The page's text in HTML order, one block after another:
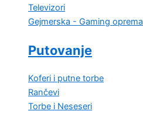
Televizori
Gejmerska - Gaming oprema
Putovanje
Koferi i putne torbe
Rančevi
Torbe i Neseseri